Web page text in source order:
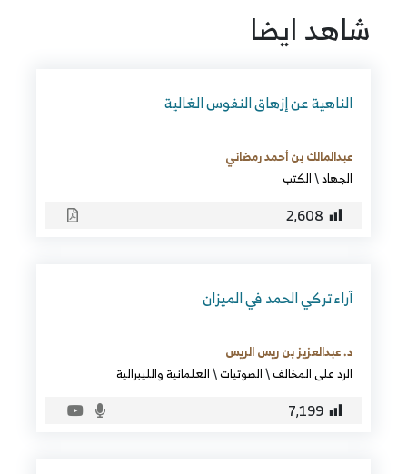
شاهد ايضا
الناهية عن إزهاق النفوس الغالية
عبدالمالك بن أحمد رمضاني
الجهاد\الكتب
2٬608
آراء تركي الحمد في الميزان
د. عبدالعزيز بن ريس الريس
الرد على المخالف\الصوتيات\العلمانية والليبرالية
7٬199